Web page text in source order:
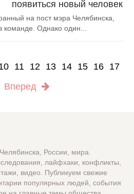
появиться новый человек
на пост мэра Челябинска,
команде. Однако один...
11 12 13 14 15 16
17
Вперед
России, мира.
лайфхаки, конфликты,
видео. Публикуем свежие
популярных людей, события